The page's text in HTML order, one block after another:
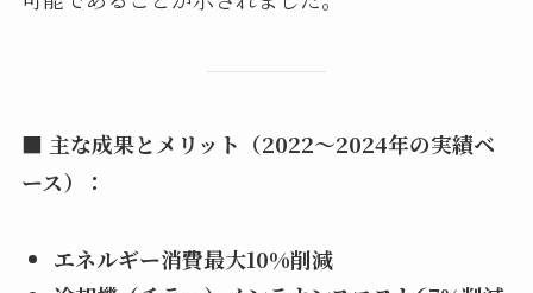
■ 主な成果とメリット（2022〜2024年の実績ベ
ース）：
エネルギー消費最大10%削減